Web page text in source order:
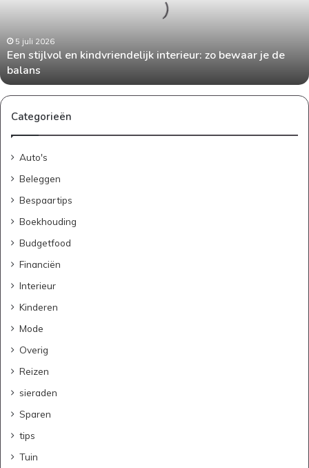
de
balans
5 juli 2026
Een stijlvol en kindvriendelijk interieur: zo bewaar je de
balans
Categorieën
Auto's
Beleggen
Bespaartips
Boekhouding
Budgetfood
Financiën
Interieur
Kinderen
Mode
Overig
Reizen
sieraden
Sparen
tips
Tuin